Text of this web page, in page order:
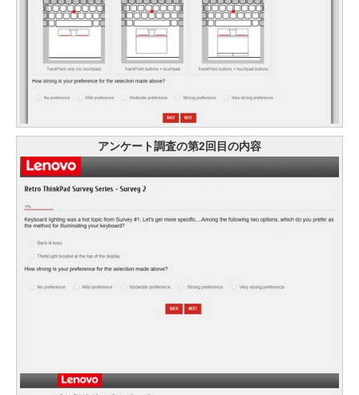
アンケート調査の第2回目の内容